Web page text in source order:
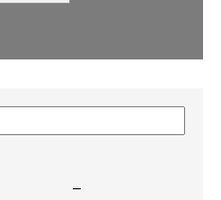
–